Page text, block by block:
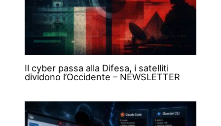
Il cyber passa alla Difesa, i satelliti
dividono l’Occidente – NEWSLETTER